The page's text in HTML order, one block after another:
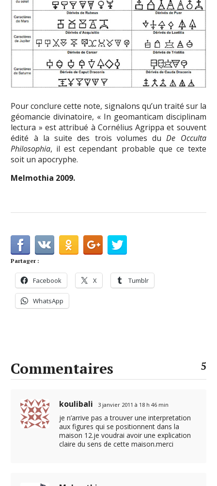
Pour conclure cette note, signalons qu’un traité sur la
géomancie divinatoire, « In geomanticam disciplinam
lectura » est attribué à Cornélius Agrippa et souvent
édité à la suite des trois volumes duDe Occulta
Philosophia, il est cependant probable que ce texte
soit un apocryphe.
Melmothia 2009.
Partager :
Facebook X Tumblr
WhatsApp
Commentaires 5
koulibali 3 janvier 2011 à 18 h 46 min
je n’arrive pas a trouver une interpretation
aux figures qui se positionnent dans la
maison 12.je voudrai avoir une explication
claire du sens de cette maison.merci